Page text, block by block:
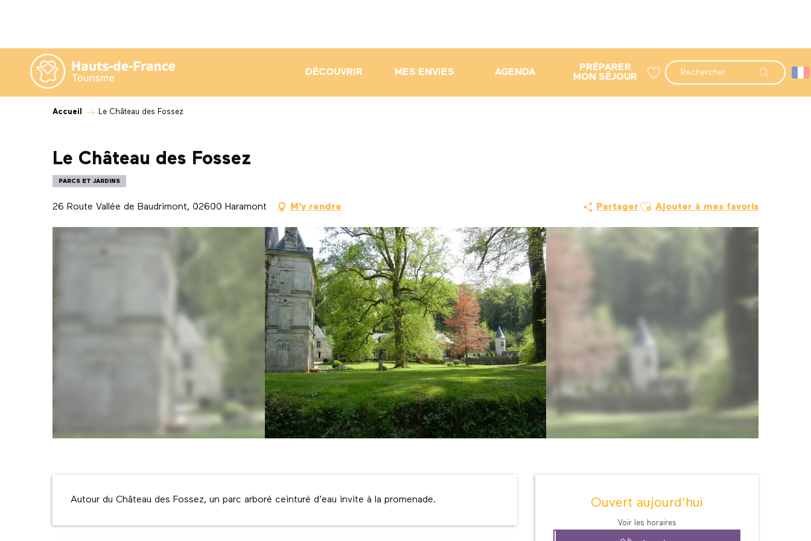
contenu
principal
Recherche
DÉCOUVRIR MES ENVIES AGENDA
PRÉPARER
MON SÉJOUR
Accueil Le Château des Fossez
Le Château des Fossez
PARCS ET JARDINS
26 Route Vallée de Baudrimont, 02600 Haramont M'y rendre Partager Ajouter aux favoris
Ajouter à mes favoris
Ouverture et
Ouvert aujourd'hui
Voir les horaires
Description
Autour du Château des Fossez, un parc arboré ceinturé d’eau invite à la promenade.